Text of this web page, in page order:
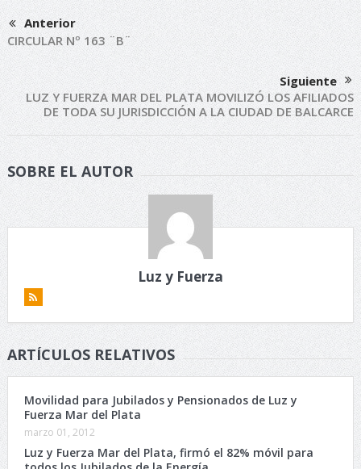
Anterior
CIRCULAR Nº 163 ¨B¨
Siguiente
LUZ Y FUERZA MAR DEL PLATA MOVILIZÓ LOS AFILIADOS
DE TODA SU JURISDICCIÓN A LA CIUDAD DE BALCARCE
SOBRE EL AUTOR
Luz y Fuerza
ARTÍCULOS RELATIVOS
Movilidad para Jubilados y Pensionados de Luz y
Fuerza Mar del Plata
marzo 01, 2012
Luz y Fuerza Mar del Plata, firmó el 82% móvil para